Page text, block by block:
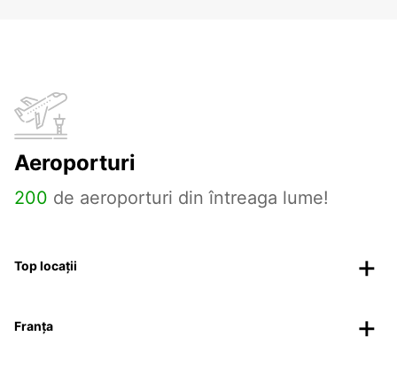
Aeroporturi
200 de aeroporturi din întreaga lume!
Top locații
Franța